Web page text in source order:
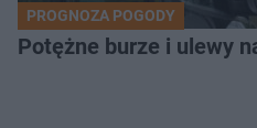
PROGNOZA POGODY
Potężne burze i ulewy